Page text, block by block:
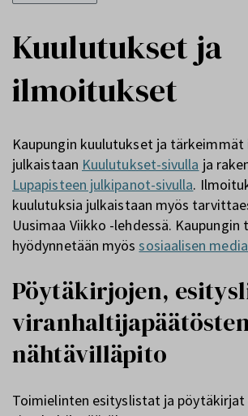
Kuulutukset ja
ilmoitukset
Kaupungin kuulutukset ja
julkaistaan Kuulutukset-sivulla ja
Lupapisteen julkipanot-sivulla.
kuulutuksia julkaistaan myös
Uusimaa Viikko -lehdessä.
hyödynnetään myössosiaalisen
Pöytäkirjojen,
nähtävilläpito
Toimielinten esityslistat ja pöytäkirjat